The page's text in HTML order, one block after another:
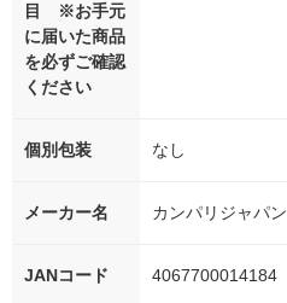
目 ※お手元
に届いた商品
を必ずご確認
ください
個別包装 なし
メーカー名 カンパリジャパン
JANコード 4067700014184